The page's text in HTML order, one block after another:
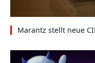
Marantz stellt neue